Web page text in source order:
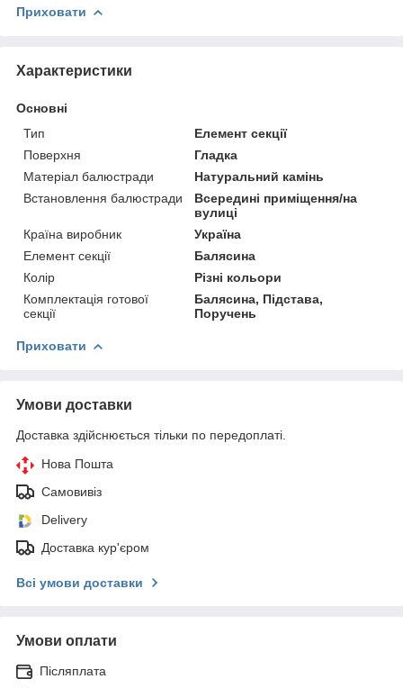
Приховати
Характеристики
Основні
Тип
Елемент секції
Поверхня
Гладка
Матеріал балюстради
Натуральний камінь
Встановлення балюстради
Всередині приміщення/на
вулиці
Країна виробник
Україна
Елемент секції
Балясина
Колір
Різні кольори
Комплектація готової
секції
Балясина, Підстава,
Поручень
Приховати
Умови доставки
Доставка здійснюється тільки по передоплаті.
Нова Пошта
Самовивіз
Delivery
Доставка кур'єром
Всі умови доставки
Умови оплати
Післяплата